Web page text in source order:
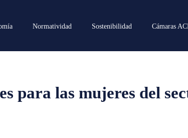
Normatividad Sostenibilidad Cámaras
para las mujeres del